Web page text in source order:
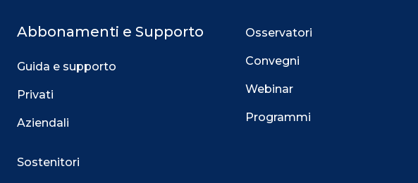
Abbonamenti e Supporto
Guida e supporto
Privati
Aziendali
Sostenitori
Osservatori
Convegni
Webinar
Programmi